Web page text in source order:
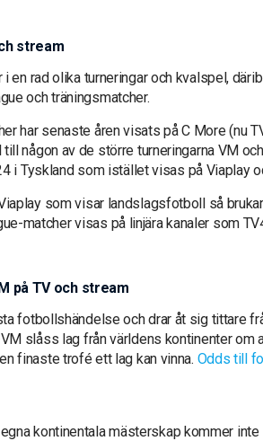
stream
i en rad olika turneringar och kvalspel,
och träningsmatcher.
har senaste åren visats på C More (nu
någon av de större turneringarna VM
i Tyskland som istället visas på Viaplay
som visar landslagsfotboll så
matcher visas på linjära kanaler som
på TV och stream
fotbollshändelse och drar åt sig tittare
slåss lag från världens kontinenter om
finaste trofé ett lag kan vinna. Odds till
kontinentala mästerskap kommer